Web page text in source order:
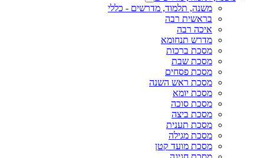
משנה, תלמוד, מדרשים - כללי
בראשית רבה
איכה רבה
מדרש תנחומא
מסכת ברכות
מסכת שבת
מסכת פסחים
מסכת ראש השנה
מסכת יומא
מסכת סוכה
מסכת ביצה
מסכת תענית
מסכת מגילה
מסכת מועד קטן